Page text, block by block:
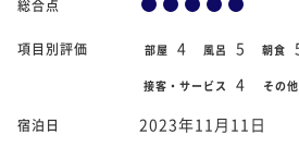
総合点
項目別評価 部屋 4 風呂 5 朝食
接客・サービス 4 その
宿泊日 2023年11月11日